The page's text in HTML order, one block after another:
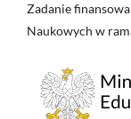
Zadanie
Naukowych w